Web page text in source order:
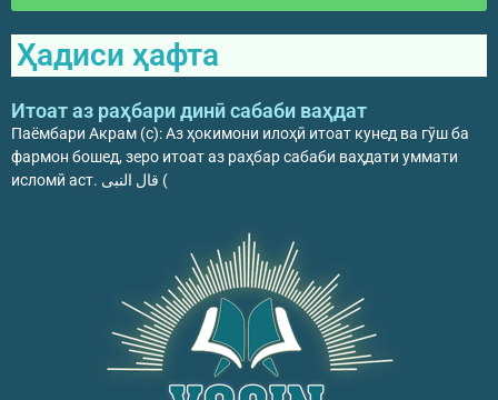
Ҳадиси ҳафта
Итоат аз раҳбари динӣ сабаби ваҳдат
Паёмбари Акрам (с): Аз ҳокимони илоҳӣ итоат кунед ва гӯш ба
фармон бошед, зеро итоат аз раҳбар сабаби ваҳдати уммати
исломӣ аст. قال النبی (